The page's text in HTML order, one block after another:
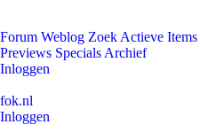
Forum Weblog Zoek Actieve Items
Previews Specials Archief
Inloggen
fok.nl
Inloggen